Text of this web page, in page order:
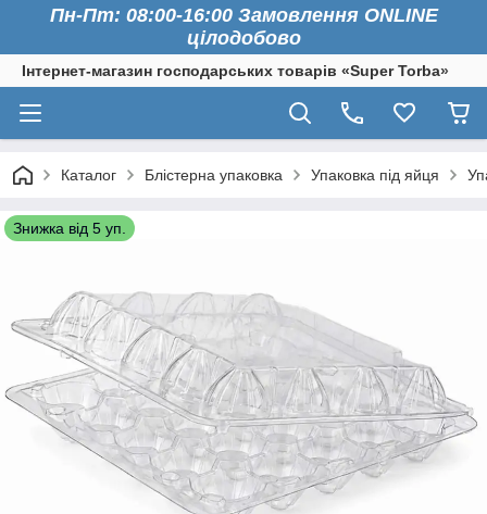
Пн-Пт: 08:00-16:00 Замовлення ONLINE
цілодобово
Інтернет-магазин господарських товарів «Super Torba»
Каталог Блістерна упаковка Упаковка під яйця
Знижка від 5 уп.